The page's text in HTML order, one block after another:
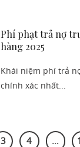
Phí phạt trả nợ
hàng 2025
Khái niệm phí trả
chính xác nhất...
3 4 …